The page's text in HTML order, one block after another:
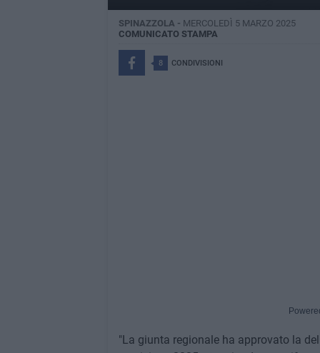
SPINAZZOLA - MERCOLEDÌ 5 MARZO 2025
COMUNICATO STAMPA
8 CONDIVISIONI
"La giunta regionale ha approvato la